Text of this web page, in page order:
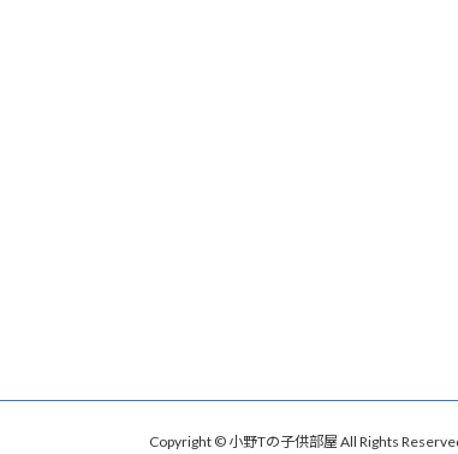
Copyright © 小野Tの子供部屋 All Rights